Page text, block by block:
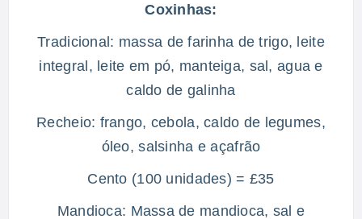
Coxinhas:
Tradicional: massa de farinha de trigo, leite
integral, leite em pó, manteiga, sal, agua e
caldo de galinha
Recheio: frango, cebola, caldo de legumes,
óleo, salsinha e açafrão
Cento (100 unidades) = £35
Mandioca: Massa de mandioca, sal e